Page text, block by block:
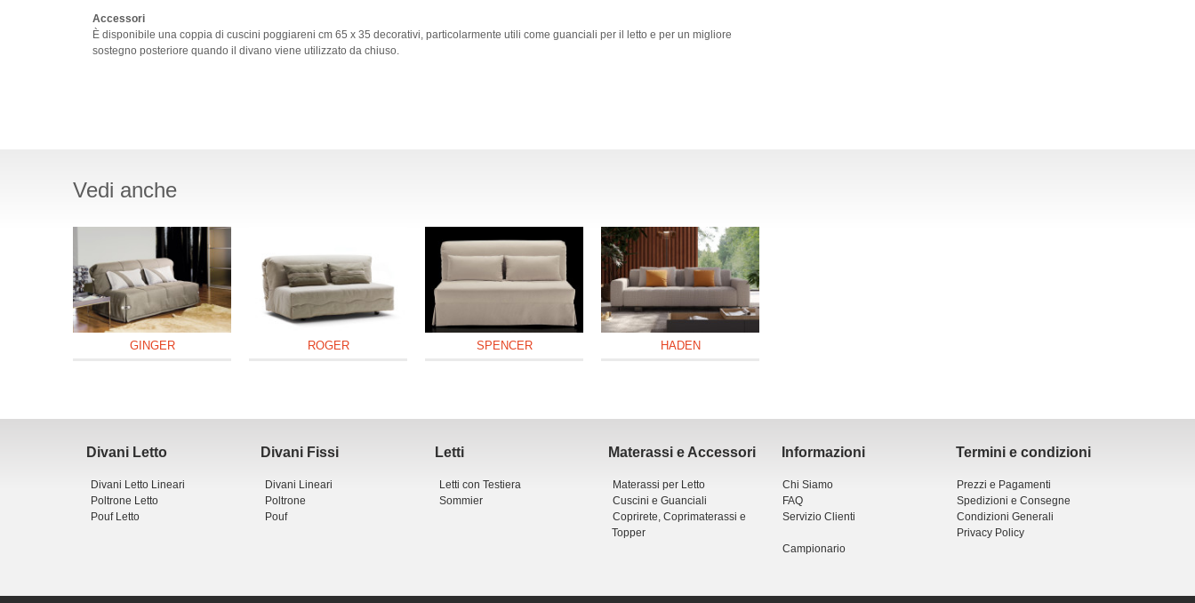
Accessori
È disponibile una coppia di cuscini poggiareni cm 65 x 35 decorativi, particolarmente utili come guanciali per il letto e per un migliore
sostegno posteriore quando il divano viene utilizzato da chiuso.
Vedi anche
GINGER ROGER SPENCER HADEN
Divani Letto
Divani Letto Lineari
Poltrone Letto
Pouf Letto
Divani Fissi
Divani Lineari
Poltrone
Pouf
Letti
Letti con Testiera
Sommier
Materassi e Accessori
Materassi per Letto
Cuscini e Guanciali
Coprirete, Coprimaterassi e
Topper
Informazioni
Chi Siamo
FAQ
Servizio Clienti
Campionario
Termini e condizioni
Prezzi e Pagamenti
Spedizioni e Consegne
Condizioni Generali
Privacy Policy